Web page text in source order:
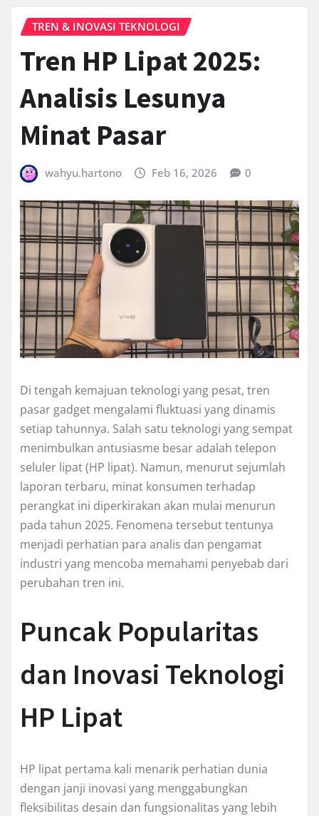
TREN & INOVASI TEKNOLOGI
Tren HP Lipat 2025:
Analisis Lesunya
Minat Pasar
wahyu.hartono Feb 16, 2026 0
Di tengah kemajuan teknologi yang pesat, tren
pasar gadget mengalami fluktuasi yang dinamis
setiap tahunnya. Salah satu teknologi yang sempat
menimbulkan antusiasme besar adalah telepon
seluler lipat (HP lipat). Namun, menurut sejumlah
laporan terbaru, minat konsumen terhadap
perangkat ini diperkirakan akan mulai menurun
pada tahun 2025. Fenomena tersebut tentunya
menjadi perhatian para analis dan pengamat
industri yang mencoba memahami penyebab dari
perubahan tren ini.
Puncak Popularitas
dan Inovasi Teknologi
HP Lipat
HP lipat pertama kali menarik perhatian dunia
dengan janji inovasi yang menggabungkan
fleksibilitas desain dan fungsionalitas yang lebih